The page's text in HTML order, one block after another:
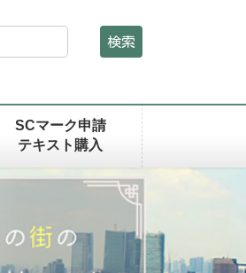
検索
SCマーク申請
テキスト購入